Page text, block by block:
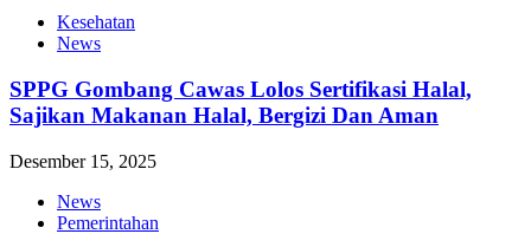
Kesehatan
News
SPPG Gombang Cawas Lolos Sertifikasi Halal,
Sajikan Makanan Halal, Bergizi Dan Aman
Desember 15, 2025
News
Pemerintahan